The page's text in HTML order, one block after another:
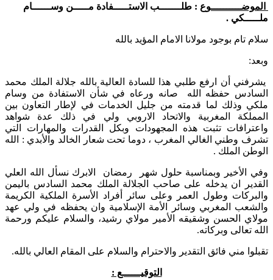
الموضــــــــــوع : طلـــــــب الاستـــــفادة مـــــن وســــــام
ملـــــكي .
سلام تام بوجود مولانا الامام المؤيد بالله
وبعد:
يشرفني أن ارفع طلبي هذا للسادة العالية بالله جلالة الملك محمد
السادس حفظه الله صانه ورعاه في شأن الاستفادة من وسام
ملكي وذلك لما قدمته من جليل الخدمات في لإطار التعاون بين
المملكة المغربية والاتحاد الاروبي ولي في ذلك عدة شواهد
واعترافات تثبت هذه المجهودات وبكل القدرات والمهارات التي
تشرف وطني الغالي المغرب ، دوما تحت شعار الخالد والأبدي : الله
الوطن الملك .
وفي الأخير وبمناسبة حلول شهر رمضان الابرك نسأل الله العلي
القدير ان يدخله على صاحب الجلالة الملك محمد السادس باليمن
والبركات وطول العمر وعلى سائر أفراد الأسرة الملكية الكريمة
والشعب المغربي وسائر الأمة الإسلامية وان يحفظه في ولي عهد
مولاي الحسن وشقيقه الأمير مولاي رشيد، والسلام عليكم ورحمة
الله تعالى وبركاته.
تقبلوا مني فائق التقدير والاحترام والسلام على المقام العالي بالله.
التوقيــــــع :